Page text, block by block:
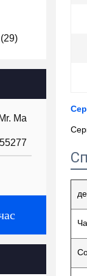
(29)
Mr. Ma